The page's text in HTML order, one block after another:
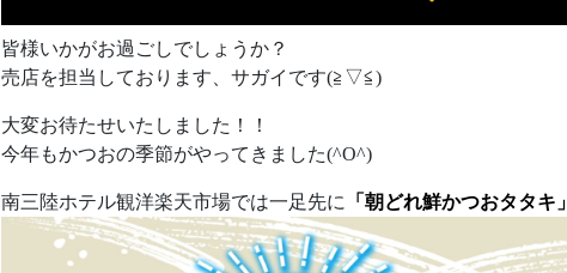
皆様いかがお過ごしでしょうか？
売店を担当しております、サガイです(≧▽≦)
大変お待たせいたしました！！
今年もかつおの季節がやってきました(^O^)
南三陸ホテル観洋楽天市場では一足先に 「朝どれ鮮かつおタタキ」